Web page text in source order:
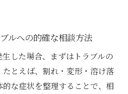
ルへの的確な相談方法
した場合、まずはトラブルの
とえば、割れ・変形・溶け落
な症状を整理することで、相